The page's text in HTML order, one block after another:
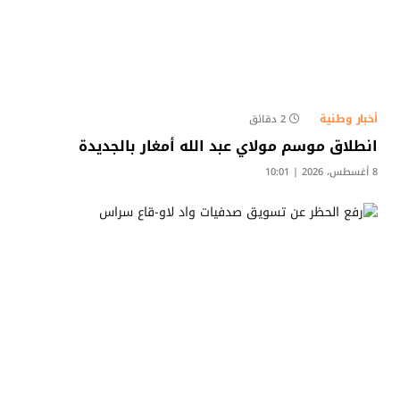
أخبار وطنية 2 دقائق
انطلاق موسم مولاي عبد الله أمغار بالجديدة
8 أغسطس، 2026 | 10:01